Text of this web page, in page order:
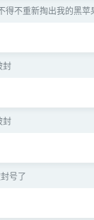
得不重新掏出我的黑苹
封
封
号了